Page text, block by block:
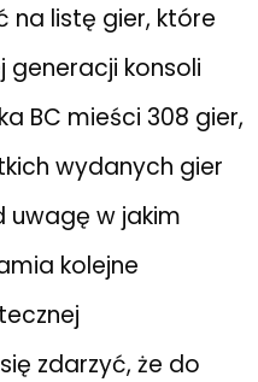
na listę gier, które
konsoli
BC mieści 308 gier,
wydanych gier
uwagę w jakim
kolejne
zdarzyć, że do